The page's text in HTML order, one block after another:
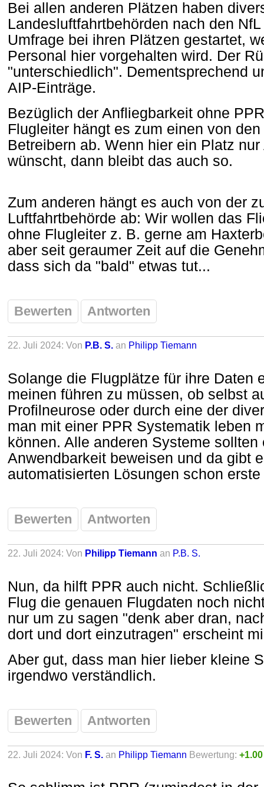
Bei allen anderen Plätzen haben
Landesluftfahrtbehörden nach den
Umfrage bei ihren Plätzen gestartet,
Personal hier vorgehalten wird. Der
"unterschiedlich". Dementsprechend
AIP-Einträge.
Bezüglich der Anfliegbarkeit ohne
Flugleiter hängt es zum einen von
Betreibern ab. Wenn hier ein Platz
wünscht, dann bleibt das auch so.
Zum anderen hängt es auch von der
Luftfahrtbehörde ab: Wir wollen das
ohne Flugleiter z. B. gerne am
aber seit geraumer Zeit auf die
dass sich da "bald" etwas tut...
Bewerten Antworten
22. Juli 2024: Von P.B. S. an Philipp Tiemann
Solange die Flugplätze für ihre Daten
meinen führen zu müssen, ob selbst
Profilneurose oder durch eine der
man mit einer PPR Systematik leben
können. Alle anderen Systeme sollten
Anwendbarkeit beweisen und da gibt
automatisierten Lösungen schon
Bewerten Antworten
22. Juli 2024: Von Philipp Tiemann an P.B. S.
Nun, da hilft PPR auch nicht.
Flug die genauen Flugdaten noch
nur um zu sagen "denk aber dran,
dort und dort einzutragen" erscheint
Aber gut, dass man hier lieber kleine
irgendwo verständlich.
Bewerten Antworten
22. Juli 2024: Von F. S. an Philipp Tiemann Bewertung: +1.00